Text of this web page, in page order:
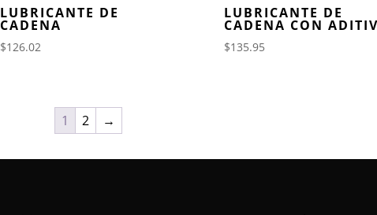
LUBRICANTE DE
CADENA
$126.02
LUBRICANTE DE
CADENA CON
$135.95
1 2 →